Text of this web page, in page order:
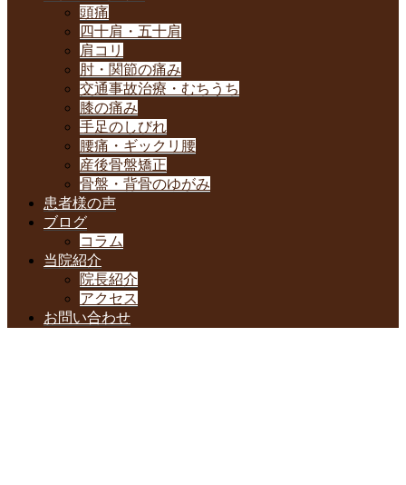
頭痛
四十肩・五十肩
肩コリ
肘・関節の痛み
交通事故治療・むちうち
膝の痛み
手足のしびれ
腰痛・ギックリ腰
産後骨盤矯正
骨盤・背骨のゆがみ
患者様の声
ブログ
コラム
当院紹介
院長紹介
アクセス
お問い合わせ